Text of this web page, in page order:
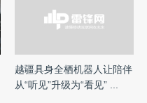
越疆具身全栖机器人让陪伴
从“听见”升级为“看见” ...